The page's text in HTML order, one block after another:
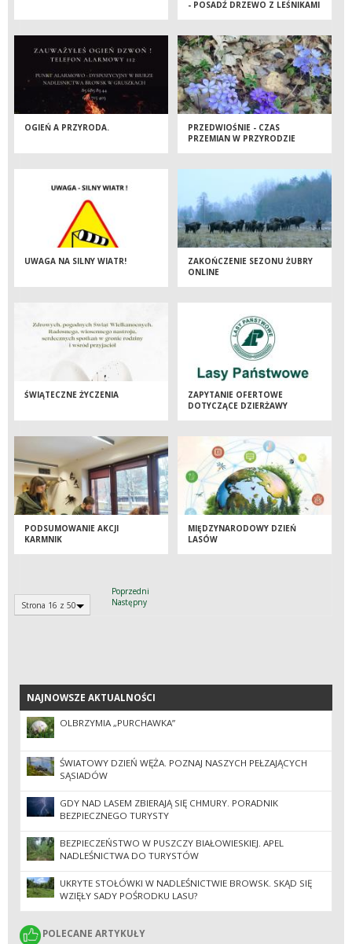
- POSADŹ DRZEWO Z LEŚNIKAMI
OGIEŃ A PRZYRODA.
PRZEDWIOŚNIE - CZAS
PRZEMIAN W PRZYRODZIE
UWAGA NA SILNY WIATR!
ZAKOŃCZENIE SEZONU ŻUBRY
ONLINE
ŚWIĄTECZNE ŻYCZENIA
ZAPYTANIE OFERTOWE
DOTYCZĄCE DZIERŻAWY
PODSUMOWANIE AKCJI
KARMNIK
MIĘDZYNARODOWY DZIEŃ
LASÓW
Strona 16 z 50
Poprzedni
Następny
NAJNOWSZE AKTUALNOŚCI
NAJNOWSZE AKTUALNOŚCI
OLBRZYMIA „PURCHAWKA”
ŚWIATOWY DZIEŃ WĘŻA. POZNAJ NASZYCH PEŁZAJĄCYCH
SĄSIADÓW
GDY NAD LASEM ZBIERAJĄ SIĘ CHMURY. PORADNIK
BEZPIECZNEGO TURYSTY
BEZPIECZEŃSTWO W PUSZCZY BIAŁOWIESKIEJ. APEL
NADLEŚNICTWA DO TURYSTÓW
UKRYTE STOŁÓWKI W NADLEŚNICTWIE BROWSK. SKĄD SIĘ
WZIĘŁY SADY POŚRODKU LASU?
POLECANE ARTYKUŁY
POLECANE ARTYKUŁY